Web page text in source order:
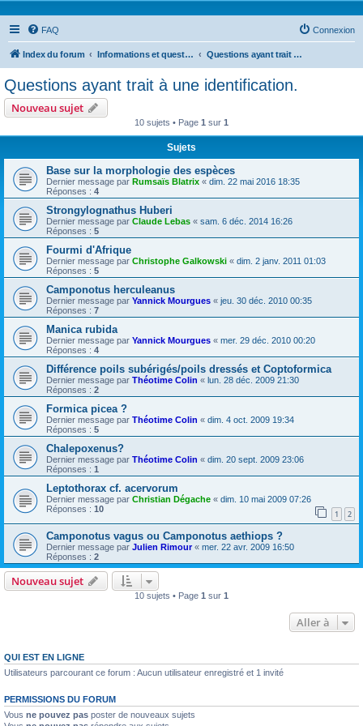
FAQ Connexion
Index du forum Informations et questions taxonomiques Questions ayant trait à une identification.
Questions ayant trait à une identification.
Nouveau sujet
10 sujets • Page 1 sur 1
Sujets
Base sur la morphologie des espèces
Dernier message par Rumsaïs Blatrix « dim. 22 mai 2016 18:35
Réponses : 4
Strongylognathus Huberi
Dernier message par Claude Lebas « sam. 6 déc. 2014 16:26
Réponses : 5
Fourmi d'Afrique
Dernier message par Christophe Galkowski « dim. 2 janv. 2011 01:03
Réponses : 5
Camponotus herculeanus
Dernier message par Yannick Mourgues « jeu. 30 déc. 2010 00:35
Réponses : 7
Manica rubida
Dernier message par Yannick Mourgues « mer. 29 déc. 2010 00:20
Réponses : 4
Différence poils subérigés/poils dressés et Coptoformica
Dernier message par Théotime Colin « lun. 28 déc. 2009 21:30
Réponses : 2
Formica picea ?
Dernier message par Théotime Colin « dim. 4 oct. 2009 19:34
Réponses : 5
Chalepoxenus?
Dernier message par Théotime Colin « dim. 20 sept. 2009 23:06
Réponses : 1
Leptothorax cf. acervorum
Dernier message par Christian Dégache « dim. 10 mai 2009 07:26
Réponses : 10 1 2
Camponotus vagus ou Camponotus aethiops ?
Dernier message par Julien Rimour« mer. 22 avr. 2009 16:50
Réponses : 2
Nouveau sujet
10 sujets • Page 1 sur 1
Aller à
QUI EST EN LIGNE
Utilisateurs parcourant ce forum : Aucun utilisateur enregistré et 1 invité
PERMISSIONS DU FORUM
Vous ne pouvez pas poster de nouveaux sujets